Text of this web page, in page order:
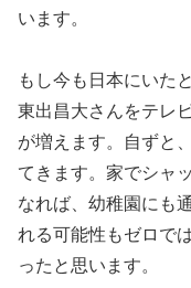
います。
もし今も日本にいた
東出昌大さんをテレ
が増えます。自ずと
てきます。家でシャ
なれば、幼稚園にも
れる可能性もゼロで
ったと思います。